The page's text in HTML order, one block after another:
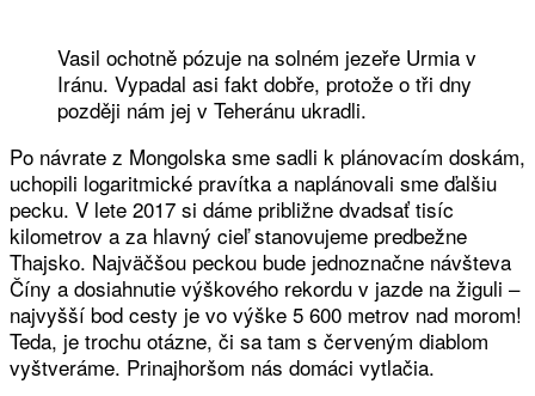
Vasil ochotně pózuje na solném jezeře Urmia v
Iránu. Vypadal asi fakt dobře, protože o tři dny
později nám jej v Teheránu ukradli.
Po návrate z Mongolska sme sadli k plánovacím doskám,
uchopili logaritmické pravítka a naplánovali sme ďalšiu
pecku. V lete 2017 si dáme približne dvadsať tisíc
kilometrov a za hlavný cieľ stanovujeme predbežne
Thajsko. Najväčšou peckou bude jednoznačne návšteva
Číny a dosiahnutie výškového rekordu v jazde na žiguli –
najvyšší bod cesty je vo výške 5 600 metrov nad morom!
Teda, je trochu otázne, či sa tam s červeným diablom
vyštveráme. Prinajhoršom nás domáci vytlačia.